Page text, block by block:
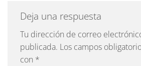
Deja una respuesta
Tu dirección de correo
publicada. Los campos
con *